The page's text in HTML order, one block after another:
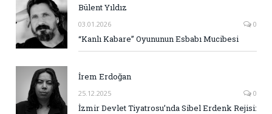
Bülent Yıldız
03.01.2026 0
“Kanlı Kabare” Oyununun Esbabı Mucibesi
İrem Erdoğan
25.12.2025 0
İzmir Devlet Tiyatrosu’nda Sibel Erdenk Rejisi: